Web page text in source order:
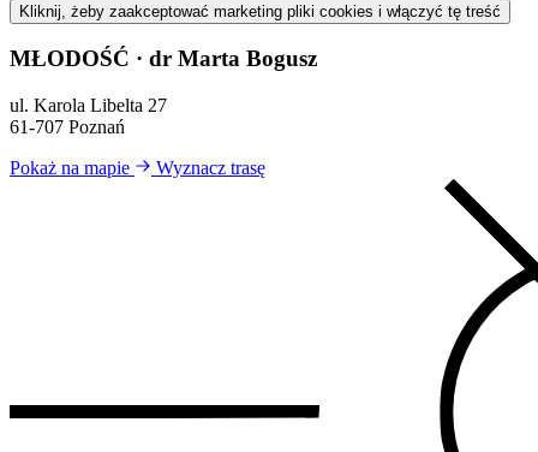
Kliknij, żeby zaakceptować marketing pliki cookies i włączyć tę treść
MŁODOŚĆ · dr Marta Bogusz
ul. Karola Libelta 27
61-707 Poznań
Pokaż na mapie
Wyznacz trasę